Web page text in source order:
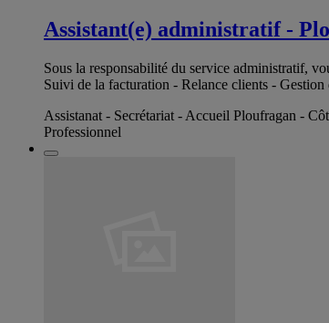
Assistant(e) administratif -
Sous la responsabilité du service administratif,
Suivi de la facturation - Relance clients -
Assistanat - Secrétariat - Accueil Ploufragan -
Professionnel